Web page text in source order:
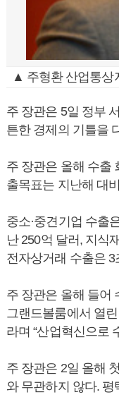
▲ 주형환 산업통상
주 장관은 5일 정부
튼한 경제의 기틀을
주 장관은 올해 수출
출목표는 지난해 대
중소·중견기업 수출
난 250억 달러, 지식
전자상거래 수출은
주 장관은 올해 들어
그랜드볼룸에서 열
라며 “산업혁신으로
주 장관은 2일 올해
와 무관하지 않다.